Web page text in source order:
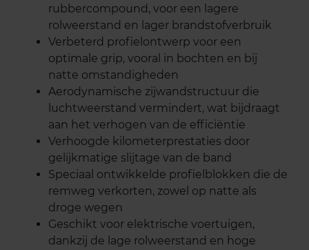
rubbercompound, voor een lagere
rolweerstand en lager brandstofverbruik
Verbeterd profielontwerp voor een
optimale grip, vooral in bochten en bij
natte omstandigheden
Aerodynamische zijwandstructuur die
luchtweerstand vermindert, wat bijdraagt
aan het verhogen van de efficiëntie
Verhoogde kilometerprestaties door
gelijkmatige slijtage van de band
Speciaal ontwikkelde profielblokken die de
remweg verkorten, zowel op natte als
droge wegen
Geschikt voor elektrische voertuigen,
dankzij de lage rolweerstand en hoge